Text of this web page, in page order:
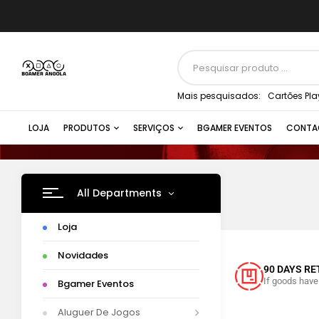
Mais pesquisados: Cartões
LOJA PRODUTOS SERVIÇOS BGAMER EVENTOS
All Departments
Loja
Novidades
Bgamer Eventos
Aluguer De Jogos
When ordering from $500.
90 DAYS
If goods